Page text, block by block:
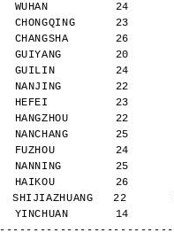
WUHAN          24
CHONGQING      23
26
20
GUILIN         24
NANJING        22
HEFEI          23
22
25
24
25
26       36
22
14